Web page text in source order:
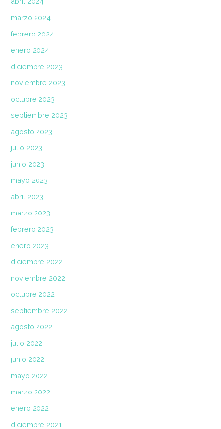
marzo 2024
febrero 2024
enero 2024
diciembre 2023
noviembre 2023
octubre 2023
septiembre 2023
agosto 2023
julio 2023
junio 2023
mayo 2023
abril 2023
marzo 2023
febrero 2023
enero 2023
diciembre 2022
noviembre 2022
octubre 2022
septiembre 2022
agosto 2022
julio 2022
junio 2022
mayo 2022
marzo 2022
enero 2022
diciembre 2021